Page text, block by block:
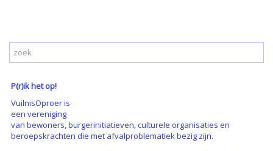
P(r)ik het op!
VuilnisOproer is
een vereniging
van bewoners, burgerinitiatieven, culturele organisaties en
beroepskrachten die met afvalproblematiek bezig zijn.